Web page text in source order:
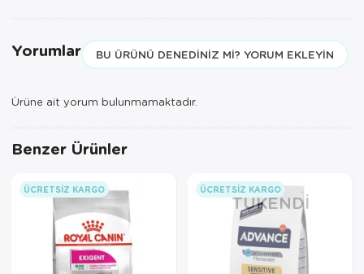
Yorumlar BU ÜRÜNÜ DENEDINIZ MI? YORUM EKLEYIN
Ürüne ait yorum bulunmamaktadır.
Benzer Ürünler
ÜCRETSIZ KARGO
TÜKENDI
ÜCRETSIZ KARGO